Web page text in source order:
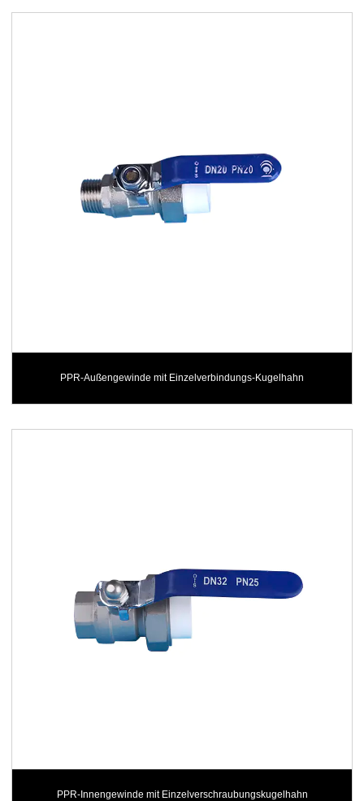
PPR-Außengewinde mit Einzelverbindungs-Kugelhahn
PPR-Innengewinde mit Einzelverschraubungskugelhahn